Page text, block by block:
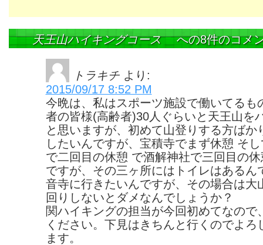
天王山ハイキングコースへの8件のコメ
トラキチ より:
2015/09/17 8:52 PM
今晩は、私はスポーツ施設で働いてるも
者の皆様(高齢者)30人ぐらいと天王山を
と思いますが、初めて山登りする方ばか
したいんですが、宝積寺でまず休憩 そ
で二回目の休憩 で酒解神社で三回目の
ですが、その三ヶ所にはトイレはあるん
音寺に行きたいんですが、その場合は大
回りしないとダメなんでしょうか？
関ハイキングの担当が今回初めてなので
ください。下見はきちんと行くのでよろ
ます。